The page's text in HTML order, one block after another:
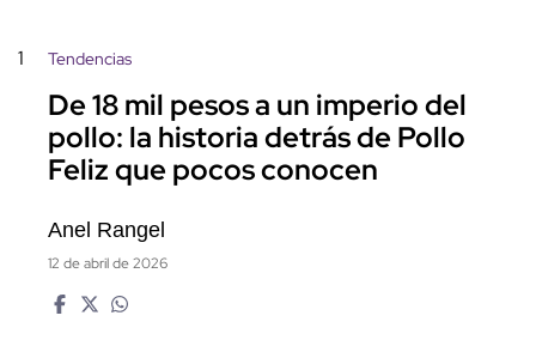
1 Tendencias
De 18 mil pesos a un imperio del
pollo: la historia detrás de Pollo
Feliz que pocos conocen
Anel Rangel
12 de abril de 2026